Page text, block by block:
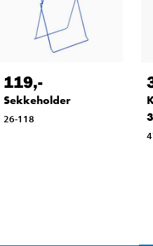
119,-
Sekkeholder
26-118